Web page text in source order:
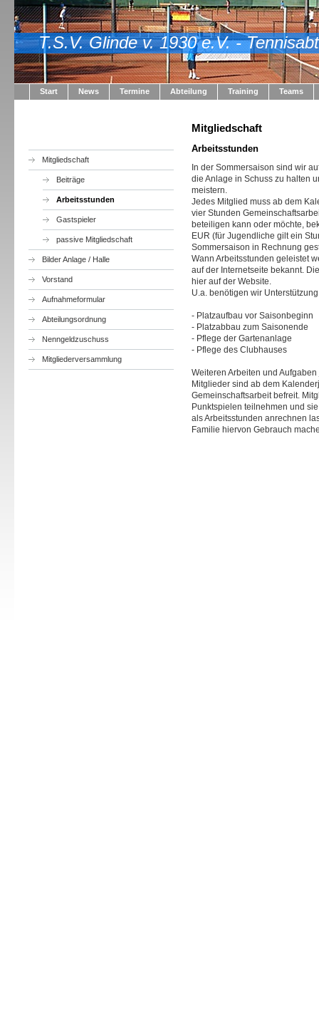
T.S.V. Glinde v. 1930 e.V. -
Start News Termine Abteilung Training Teams
Mitgliedschaft
Beiträge
Arbeitsstunden
Gastspieler
passive Mitgliedschaft
Bilder Anlage / Halle
Vorstand
Aufnahmeformular
Abteilungsordnung
Nenngeldzuschuss
Mitgliederversammlung
Mitgliedschaft
Arbeitsstunden
In der Sommersaison sind wir
die Anlage in Schuss zu halten
meistern.
Jedes Mitglied muss ab dem
vier Stunden
beteiligen kann oder möchte,
EUR (für Jugendliche gilt ein
Sommersaison in Rechnung
Wann Arbeitsstunden geleistet
auf der Internetseite bekannt.
hier auf der Website.
U.a. benötigen wir
- Platzaufbau vor Saisonbeginn
- Platzabbau zum Saisonende
- Pflege der Gartenanlage
- Pflege des Clubhauses
Weiteren Arbeiten und
Mitglieder sind ab dem
Gemeinschaftsarbeit befreit.
Punktspielen teilnehmen und
als Arbeitsstunden anrechnen
Familie hiervon Gebrauch